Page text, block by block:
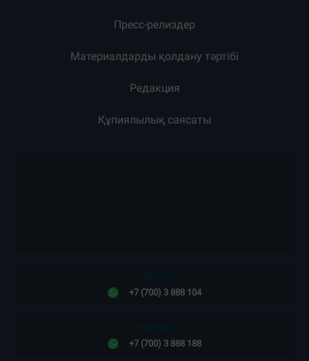
Пресс-релиздер
Материалдарды қолдану тәртібі
Редакция
Құпиялылық саясаты
+7 (700) 3 888 104
+7 (700) 3 888 188